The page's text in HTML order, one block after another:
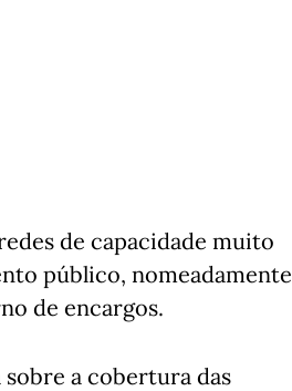
de capacidade muito
público, nomeadamente
de encargos.
a cobertura das